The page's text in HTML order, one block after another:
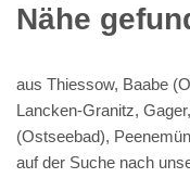
Nähe
aus Thiessow, Baabe
Lancken-Granitz,
(Ostseebad),
auf der Suche nach